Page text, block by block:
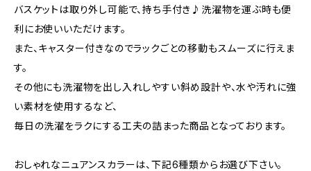
バスケットは取り外し可能で、持ち手付き♪洗濯物を運ぶ時も便
利にお使いいただけます。
また、キャスター付きなのでラックごとの移動もスムーズに行えま
す。
その他にも洗濯物を出し入れしやすい斜め設計や、水や汚れに強
い素材を使用するなど、
毎日の洗濯をラクにする工夫の詰まった商品となっております。
おしゃれなニュアンスカラーは、下記6種類からお選び下さい。